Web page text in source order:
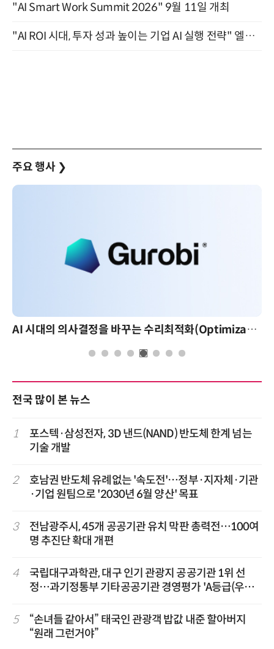
"AI Smart Work Summit 2026" 9월 11일 개최
"AI ROI 시대, 투자 성과 높이는 기업 AI 실행 전략" 엘타워 6층 (9월 18일)
주요 행사 ❯
AI 시대의 의사결정을 바꾸는 수리최적화(Optimization): 실제 산업 적용 사례와 활용 전략 AI 핀옵스
전국 많이 본 뉴스
1
포스텍·삼성전자, 3D 낸드(NAND) 반도체 한계 넘는
기술 개발
2
호남권 반도체 유례없는 '속도전'…정부·지자체·기관
·기업 원팀으로 '2030년 6월 양산' 목표
3
전남광주시, 45개 공공기관 유치 막판 총력전…100여
명 추진단 확대 개편
4
국립대구과학관, 대구 인기 관광지 공공기관 1위 선
정…과기정통부 기타공공기관 경영평가 'A등급(우수)'
5
“손녀들 같아서” 태국인 관광객 밥값 내준 할아버지
“원래 그런거야”